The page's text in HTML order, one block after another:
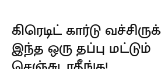
கிரெடிட் கார்டு
இந்த ஒரு தப்பு மட்டும்